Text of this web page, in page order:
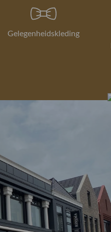
Gelegenheidskleding